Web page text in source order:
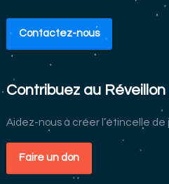
Contactez-nous
Contribuez au Réveillon
Aidez-nous à créer l’étincelle
Faire un don